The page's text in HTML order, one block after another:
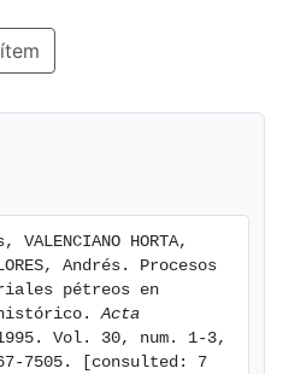
con las nuevas técnicas
y de análisis puntual con
HORTA,
Andrés. Procesos
pétreos en
Acta
Vol. 30, num. 1-3,
7505. [consulted: 7